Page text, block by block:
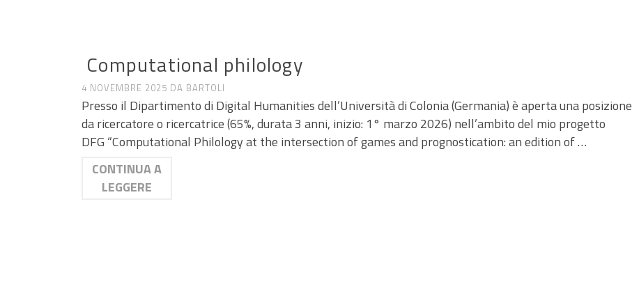
Computational philology
4 NOVEMBRE 2025 DA BARTOLI
Presso il Dipartimento di Digital Humanities dell’Università di Colonia (Germania) è aperta una posizione
da ricercatore o ricercatrice (65%, durata 3 anni, inizio: 1° marzo 2026) nell’ambito del mio progetto
DFG “Computational Philology at the intersection of games and prognostication: an edition of …
CONTINUA A
LEGGERE